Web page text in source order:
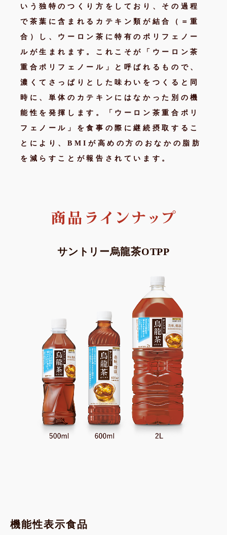
いう独特のつくり方をしており、その過程
で茶葉に含まれるカテキン類が結合（＝重
合）し、ウーロン茶に特有のポリフェノー
ルが生まれます。これこそが「ウーロン茶
重合ポリフェノール」と呼ばれるもので、
濃くてさっぱりとした味わいをつくると同
時に、単体のカテキンにはなかった別の機
能性を発揮します。「ウーロン茶重合ポリ
フェノール」を食事の際に継続摂取するこ
とにより、BMIが高めの方のおなかの脂肪
を減らすことが報告されています。
サントリー烏龍茶OTPP
機能性表示食品